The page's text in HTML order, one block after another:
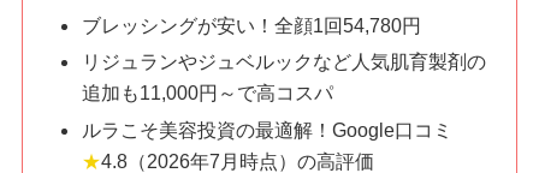
ブレッシングが安い！全顔1回54,780円
リジュランやジュベルックなど人気肌育製剤の
追加も11,000円～で高コスパ
ルラこそ美容投資の最適解！Google口コミ
★4.8（2026年7月時点）の高評価